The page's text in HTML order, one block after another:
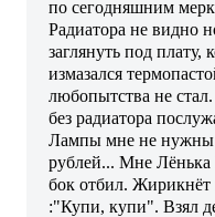
по сегодняшним
Радиатора не видно
заглянуть под плату,
измазался
любопытства не
без радиатора
Лампы мне не нужны
рублей... Мне Лёнька
бок отбил. Жирикнёт
:"Купи, купи". Взял